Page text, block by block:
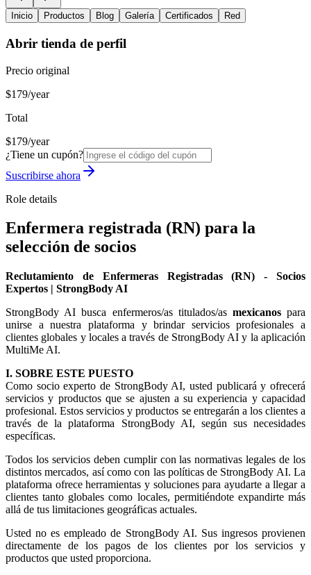
Inicio Productos Blog Galería Certificados Red
Abrir tienda de perfil
Precio original
$179/year
Total
$179/year
¿Tiene un cupón?
Suscribirse ahora
Role details
Enfermera registrada (RN) para la
selección de socios
Reclutamiento de Enfermeras Registradas (RN) - Socios
Expertos | StrongBody AI
StrongBody AI busca enfermeros/as titulados/as mexicanospara
unirse a nuestra plataforma y brindar servicios profesionales a
clientes globales y locales a través de StrongBody AI y la aplicación
MultiMe AI.
I. SOBRE ESTE PUESTO
Como socio experto de StrongBody AI, usted publicará y ofrecerá
servicios y productos que se ajusten a su experiencia y capacidad
profesional. Estos servicios y productos se entregarán a los clientes a
través de la plataforma StrongBody AI, según sus necesidades
específicas.
Todos los servicios deben cumplir con las normativas legales de los
distintos mercados, así como con las políticas de StrongBody AI. La
plataforma ofrece herramientas y soluciones para ayudarte a llegar a
clientes tanto globales como locales, permitiéndote expandirte más
allá de tus limitaciones geográficas actuales.
Usted no es empleado de StrongBody AI. Sus ingresos provienen
directamente de los pagos de los clientes por los servicios y
productos que usted proporciona.